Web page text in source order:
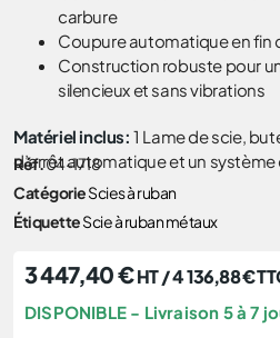
carbure
Coupure automatique en fin
Construction robuste pour
silencieux et sans vibrations
Matériel inclus: 1 Lame de scie,
d’arrêt automatique et un
Réf.04-1718
CatégorieScies à ruban
ÉtiquetteScie à ruban métaux
3 447,40€HT /4 136,88€
DISPONIBLE - Livraison 5 à 7